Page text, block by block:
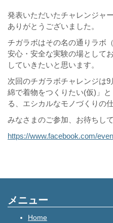
発表いただいたチャレンジャ
ありがとうございました。
チガラボはその名の通りラボ
安心・安全な実験の場として
していきたいと思います。
次回のチガラボチャレンジは
綿で着物をつくりたい(仮)」
る、エシカルなモノづくりの
みなさまのご参加、お待ちし
https://www.facebook.com/
メニュー
Home